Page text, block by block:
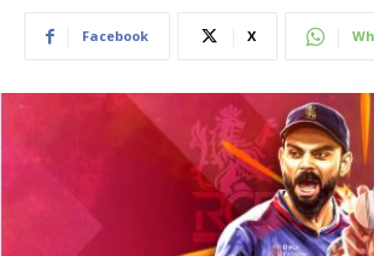
Facebook X